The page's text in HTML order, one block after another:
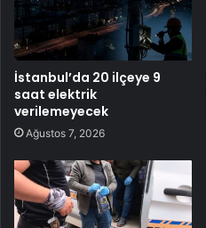
İstanbul’da 20 ilçeye 9
saat elektrik
verilemeyecek
Ağustos 7, 2026